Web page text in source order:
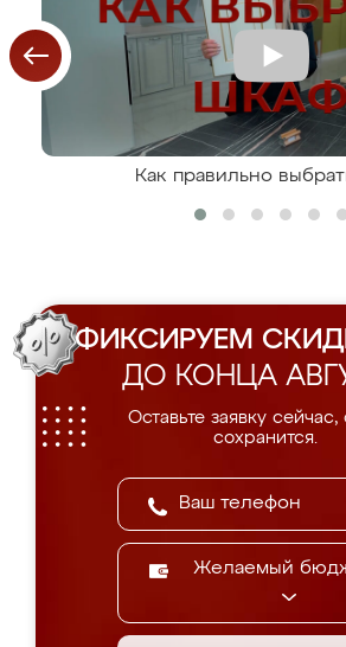
Как правильно
ФИКСИРУЕМ
ДО КОНЦА
Оставьте заявку сейчас,
сохранится.
Желаемый